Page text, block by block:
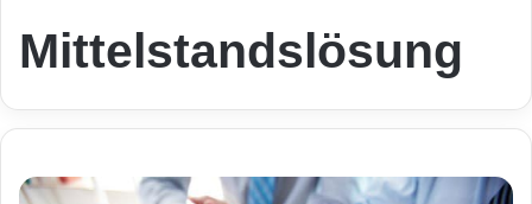
Mittelstandslösung